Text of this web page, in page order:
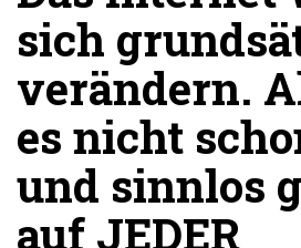
sich
verändern.
es nicht
und sinnlos
auf JEDER